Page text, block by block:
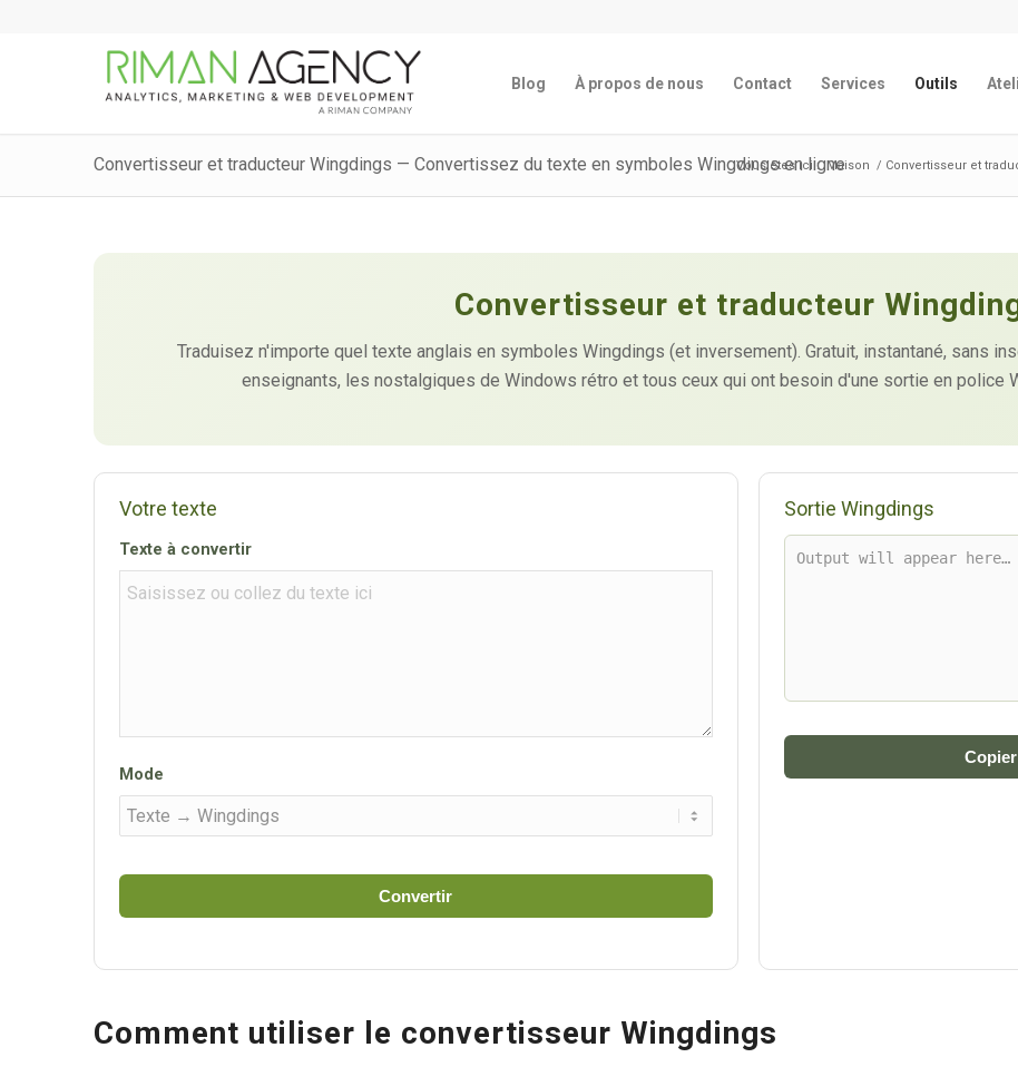
Blog À propos de nous Contact Services Outils
Convertisseur et traducteur Wingdings — Convertissez du texte en symboles Wingdings en ligne
Vous êtes ici : Maison / Convertisseur et
Convertisseur et traducteur
Traduisez n'importe quel texte anglais en symboles Wingdings (et inversement). Gratuit, instantané, sans
enseignants, les nostalgiques de Windows rétro et tous ceux qui ont besoin d'une sortie en police
Votre texte
Texte à convertir
Mode
Convertir
Sortie Wingdings
Comment utiliser le convertisseur Wingdings